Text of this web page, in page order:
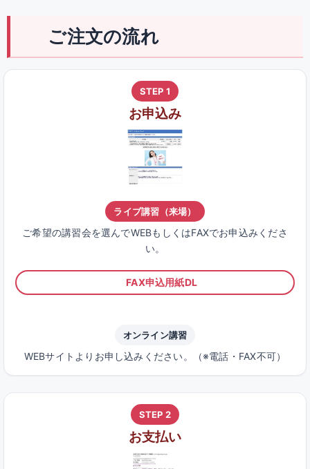
ご注文の流れ
STEP 1
お申込み
ライブ講習（来場）
ご希望の講習会を選んでWEBもしくはFAXでお申込みくださ
い。
FAX申込用紙DL
オンライン講習
WEBサイトよりお申し込みください。（※電話・FAX不可）
STEP 2
お支払い